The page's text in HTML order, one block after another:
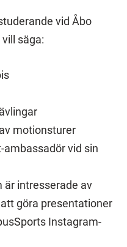
vid Åbo
säga:
motionsturer
vid sin
är intresserade av
göra presentationer
Instagram-